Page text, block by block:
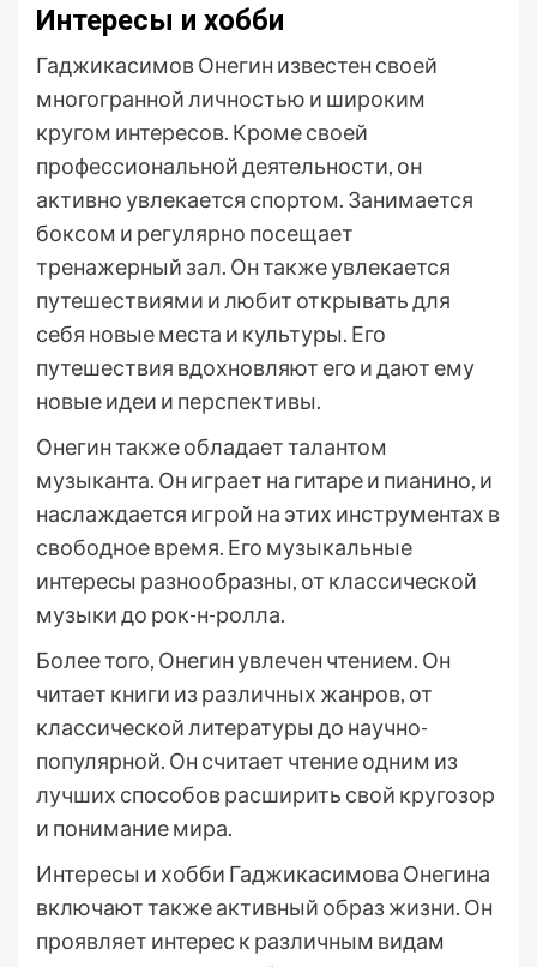
Интересы и хобби
Гаджикасимов Онегин известен своей
многогранной личностью и широким
кругом интересов. Кроме своей
профессиональной деятельности, он
активно увлекается спортом. Занимается
боксом и регулярно посещает
тренажерный зал. Он также увлекается
путешествиями и любит открывать для
себя новые места и культуры. Его
путешествия вдохновляют его и дают ему
новые идеи и перспективы.
Онегин также обладает талантом
музыканта. Он играет на гитаре и пианино, и
наслаждается игрой на этих инструментах в
свободное время. Его музыкальные
интересы разнообразны, от классической
музыки до рок-н-ролла.
Более того, Онегин увлечен чтением. Он
читает книги из различных жанров, от
классической литературы до научно-
популярной. Он считает чтение одним из
лучших способов расширить свой кругозор
и понимание мира.
Интересы и хобби Гаджикасимова Онегина
включают также активный образ жизни. Он
проявляет интерес к различным видам